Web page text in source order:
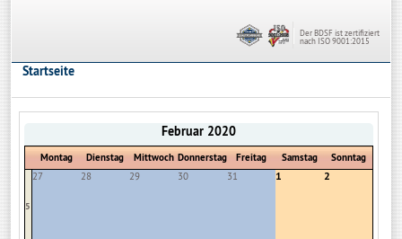
Der BDSF ist zertifiziert
nach ISO 9001:2015
Startseite
Februar 2020
Montag Dienstag Mittwoch Donnerstag Freitag Samstag Sonntag
5
27 28 29 30 31 1 2